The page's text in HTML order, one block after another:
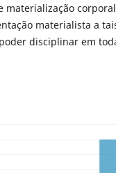
materialização
materialista a
disciplinar em